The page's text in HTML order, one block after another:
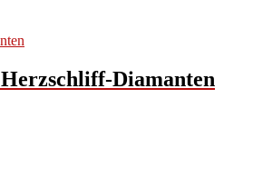
Diamanten